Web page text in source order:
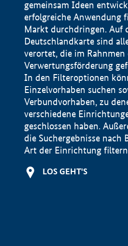
gemeinsam Ideen
erfolgreiche Anwendung
Markt durchdringen. Auf
Deutschlandkarte sind
verortet, die im Rahnmen
Verwertungsförderung
In den Filteroptionen
Einzelvorhaben suchen
Verbundvorhaben, zu
verschiedene
geschlossen haben.
die Suchergebnisse nach
Art der Einrichtung
LOS GEHT'S